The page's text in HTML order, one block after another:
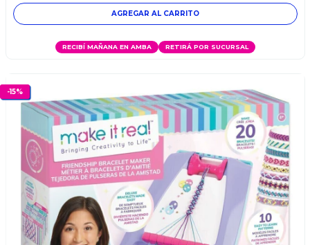
RECIBÍ MAÑANA EN AMBA RETIRÁ POR SUCURSAL
-15%